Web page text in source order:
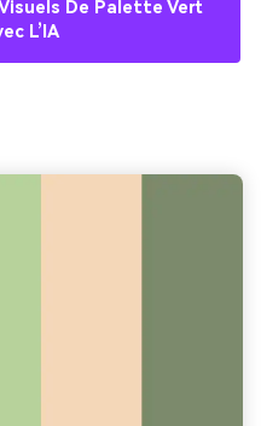
De Palette Vert
L’IA